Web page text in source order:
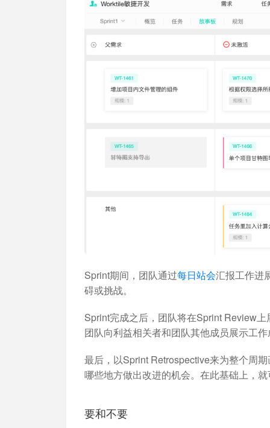
Sprint期间，团队通过每日站会汇报工作进
碍或挑战。
Sprint完成之后，团队将在Sprint Review
团队向利益相关者和团队其他成员展示工
最后，以Sprint Retrospective来为整个周
哪些地方做出改进的机会。在此基础上，
要和不要